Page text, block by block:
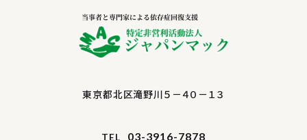
東京都北区滝野川５－４０－１３
TEL 03-3916-7878